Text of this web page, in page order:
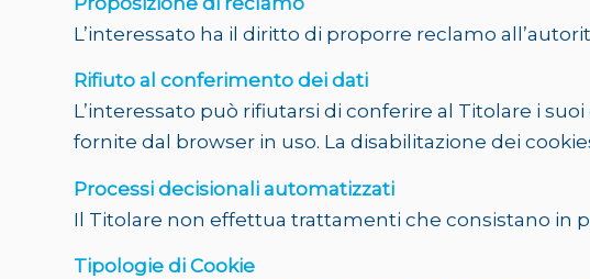
L’interessato ha il diritto di proporre reclamo
Rifiuto al conferimento dei dati
L’interessato può rifiutarsi di conferire al Titolare i
fornite dal browser in uso. La disabilitazione dei
Processi decisionali automatizzati
Il Titolare non effettua trattamenti che consistano in
Tipologie di Cookie